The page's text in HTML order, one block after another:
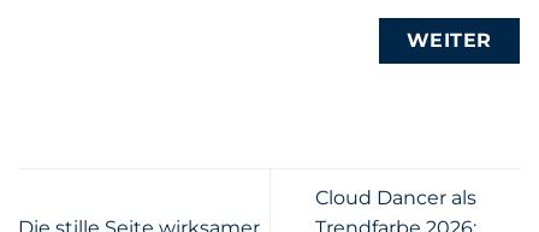
WEITER
Cloud Dancer als